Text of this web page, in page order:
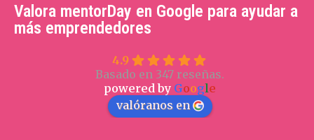
Valora mentorDay en Google para ayudar a
más emprendedores
4.9
Basado en 347 reseñas.
powered by Google
valóranos en